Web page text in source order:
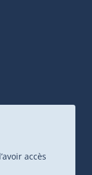
externe s'ouvrira
accès